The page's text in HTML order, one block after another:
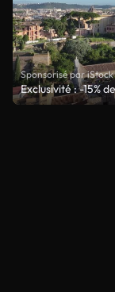
Sponsorisé par iStock
Exclusivité : -15%